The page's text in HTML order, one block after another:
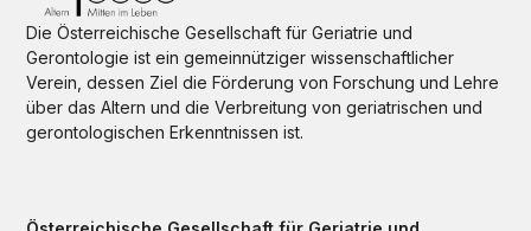
Die Österreichische Gesellschaft für Geriatrie und
Gerontologie ist ein gemeinnütziger wissenschaftlicher
Verein, dessen Ziel die Förderung von Forschung und Lehre
über das Altern und die Verbreitung von geriatrischen und
gerontologischen Erkenntnissen ist.